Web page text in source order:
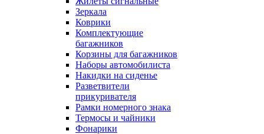
Зеркала
Коврики
Комплектующие
багажников
Корзины для багажников
Наборы автомобилиста
Накидки на сиденье
Разветвители
прикуривателя
Рамки номерного знака
Термосы и чайники
Фонарики